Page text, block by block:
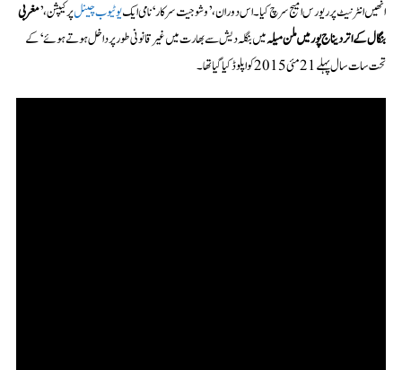
انھیں انٹرنیٹ پر ریورس امیج سرچ کیا۔ اس دوران، ’وشوجیت سرکار‘ نامی ایکیوٹیوب چینلپر کیپشن،’مغربی
بنگال کے اتردیناج پور میں ملن میلہمیں بنگلہ دیش سے بھارت میں غیر قانونی طور پر داخل ہوتے ہوئے‘ کے
تحت سات سال پہلے 21 مئی 2015 کو اپلوڈ کیا گیا تھا۔